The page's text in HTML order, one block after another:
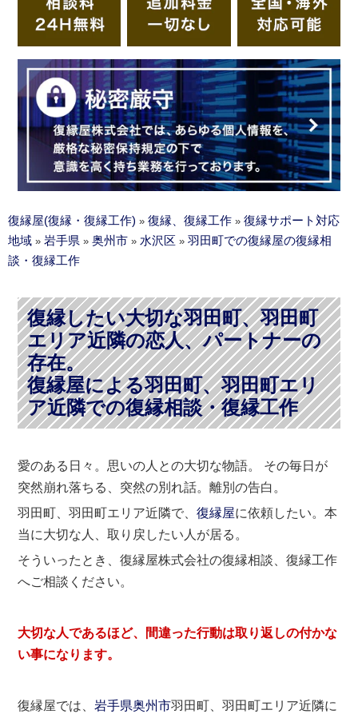
復縁屋(復縁・復縁工作) » 復縁、復縁工作 » 復縁サポート対応
地域 » 岩手県 » 奥州市 » 水沢区 » 羽田町での復縁屋の復縁相
談・復縁工作
復縁したい大切な羽田町、羽田町
エリア近隣の恋人、パートナーの
存在。
復縁屋による羽田町、羽田町エリ
ア近隣での復縁相談・復縁工作
愛のある日々。思いの人との大切な物語。 その毎日が
突然崩れ落ちる、突然の別れ話。離別の告白。
羽田町、羽田町エリア近隣で、復縁屋に依頼したい。本
当に大切な人、取り戻したい人が居る。
そういったとき、復縁屋株式会社の復縁相談、復縁工作
へご相談ください。
大切な人であるほど、間違った行動は取り返しの付かな
い事になります。
復縁屋では、岩手県奥州市羽田町、羽田町エリア近隣に